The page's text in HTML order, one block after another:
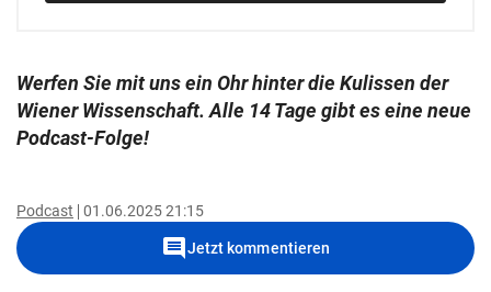
Werfen Sie mit uns ein Ohr hinter die Kulissen der
Wiener Wissenschaft. Alle 14 Tage gibt es eine neue
Podcast-Folge!
Podcast 01.06.2025 21:15
commentJetzt kommentieren